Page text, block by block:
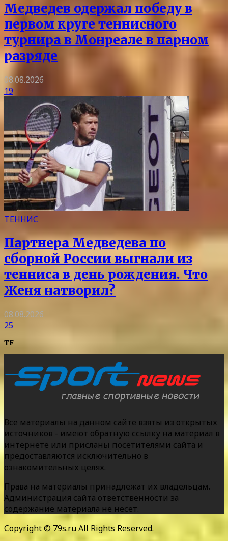
Медведев одержал победу в
первом круге теннисного
турнира в Монреале в парном
разряде
08.08.2026
19
ТЕННИС
Партнера Медведева по
сборной России выгнали из
тенниса в день рождения. Что
Женя натворил?
08.08.2026
25
TF
Все материалы на данном сайте взяты из открытых
источников - имеют обратную ссылку на материал в
интернете или присланы посетителями сайта и
предоставляются исключительно в
ознакомительных целях.
Права на материалы принадлежат их владельцам.
Администрация сайта ответственности за
содержание материала не несет.
Copyright © 79s.ru All Rights Reserved.